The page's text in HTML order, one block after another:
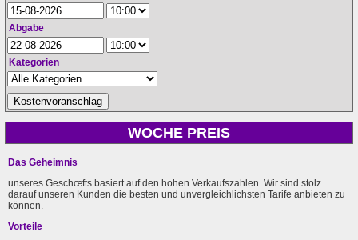
Abgabe
Kategorien
WOCHE PREIS
Das Geheimnis
unseres Geschœfts basiert auf den hohen Verkaufszahlen. Wir sind stolz
darauf unseren Kunden die besten und unvergleichlichsten Tarife anbieten zu
können.
Vorteile